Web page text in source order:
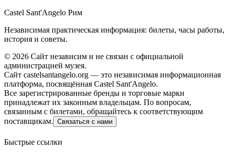
Castel Sant'Angelo Рим
Независимая практическая информация: билеты, часы работы,
история и советы.
© 2026 Сайт независим и не связан с официальной
администрацией музея.
Сайт castelsantangelo.org — это независимая информационная
платформа, посвящённая Castel Sant'Angelo.
Все зарегистрированные бренды и торговые марки
принадлежат их законным владельцам. По вопросам,
связанным с билетами, обращайтесь к соответствующим
поставщикам. Связаться с нами
Быстрые ссылки